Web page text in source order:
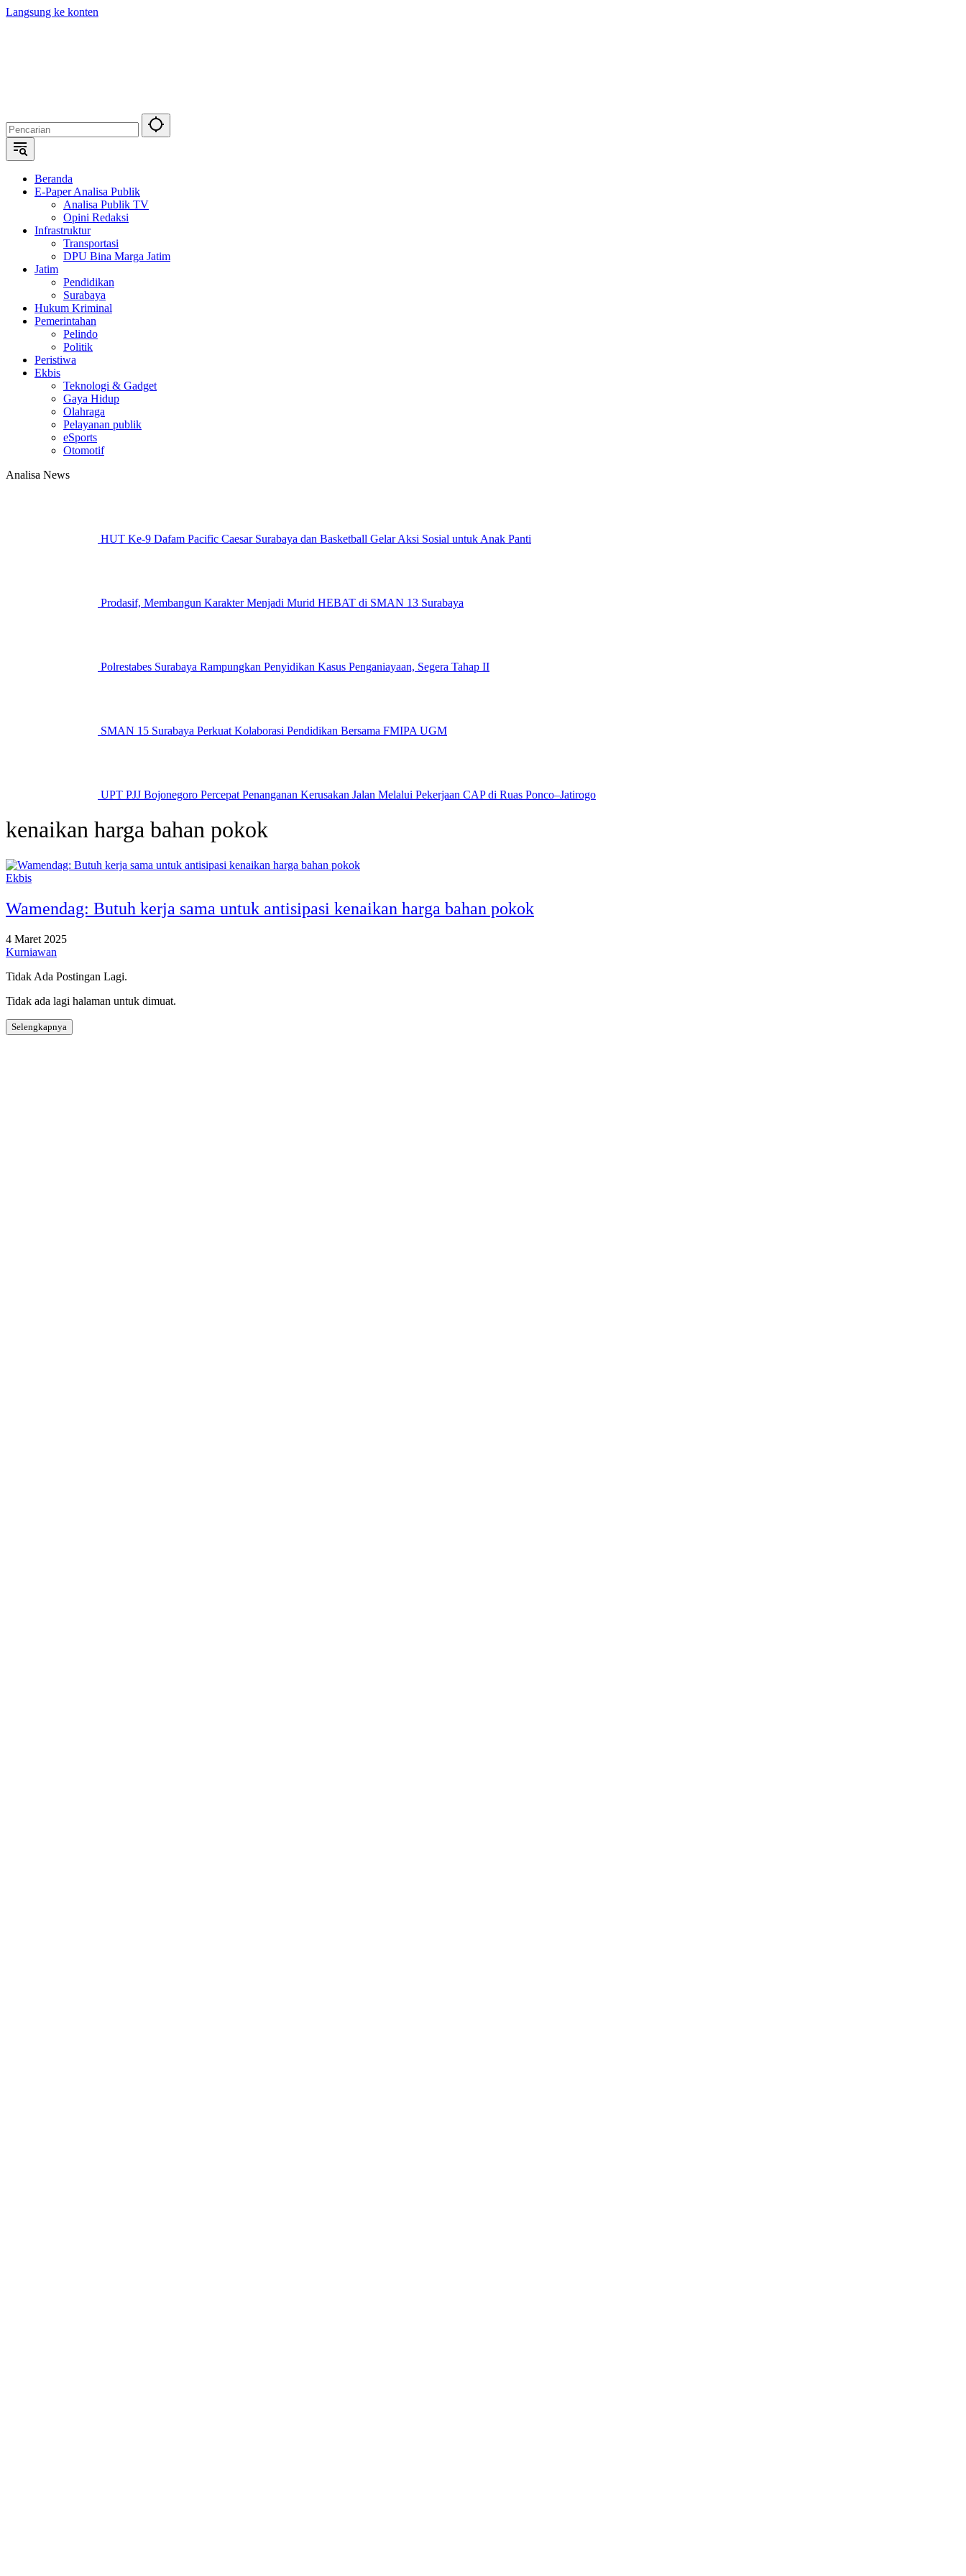
Langsung ke konten
Beranda
E-Paper Analisa Publik
Analisa Publik TV
Opini Redaksi
Infrastruktur
Transportasi
DPU Bina Marga Jatim
Jatim
Pendidikan
Surabaya
Hukum Kriminal
Pemerintahan
Pelindo
Politik
Peristiwa
Ekbis
Teknologi & Gadget
Gaya Hidup
Olahraga
Pelayanan publik
eSports
Otomotif
Analisa News
HUT Ke-9 Dafam Pacific Caesar Surabaya dan Basketball Gelar Aksi Sosial untuk Anak Panti
Prodasif, Membangun Karakter Menjadi Murid HEBAT di SMAN 13 Surabaya
Polrestabes Surabaya Rampungkan Penyidikan Kasus Penganiayaan, Segera Tahap II
SMAN 15 Surabaya Perkuat Kolaborasi Pendidikan Bersama FMIPA UGM
UPT PJJ Bojonegoro Percepat Penanganan Kerusakan Jalan Melalui Pekerjaan CAP di Ruas Ponco–Jatirogo
kenaikan harga bahan pokok
Ekbis
Wamendag: Butuh kerja sama untuk antisipasi kenaikan harga bahan pokok
4 Maret 2025
Kurniawan
Tidak Ada Postingan Lagi.
Tidak ada lagi halaman untuk dimuat.
Selengkapnya